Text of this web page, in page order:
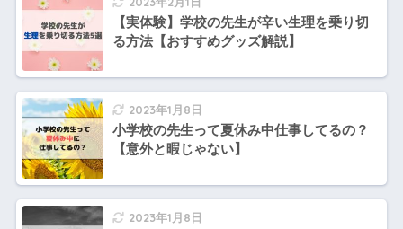
【実体験】学校の先生が辛い生理を乗り切
る方法【おすすめグッズ解説】
2023年1月8日
小学校の先生って夏休み中仕事してるの？
【意外と暇じゃない】
2023年1月8日